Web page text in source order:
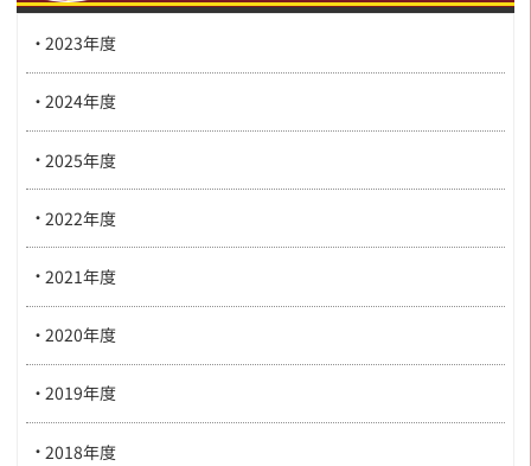
2023年度
2024年度
2025年度
2022年度
2021年度
2020年度
2019年度
2018年度